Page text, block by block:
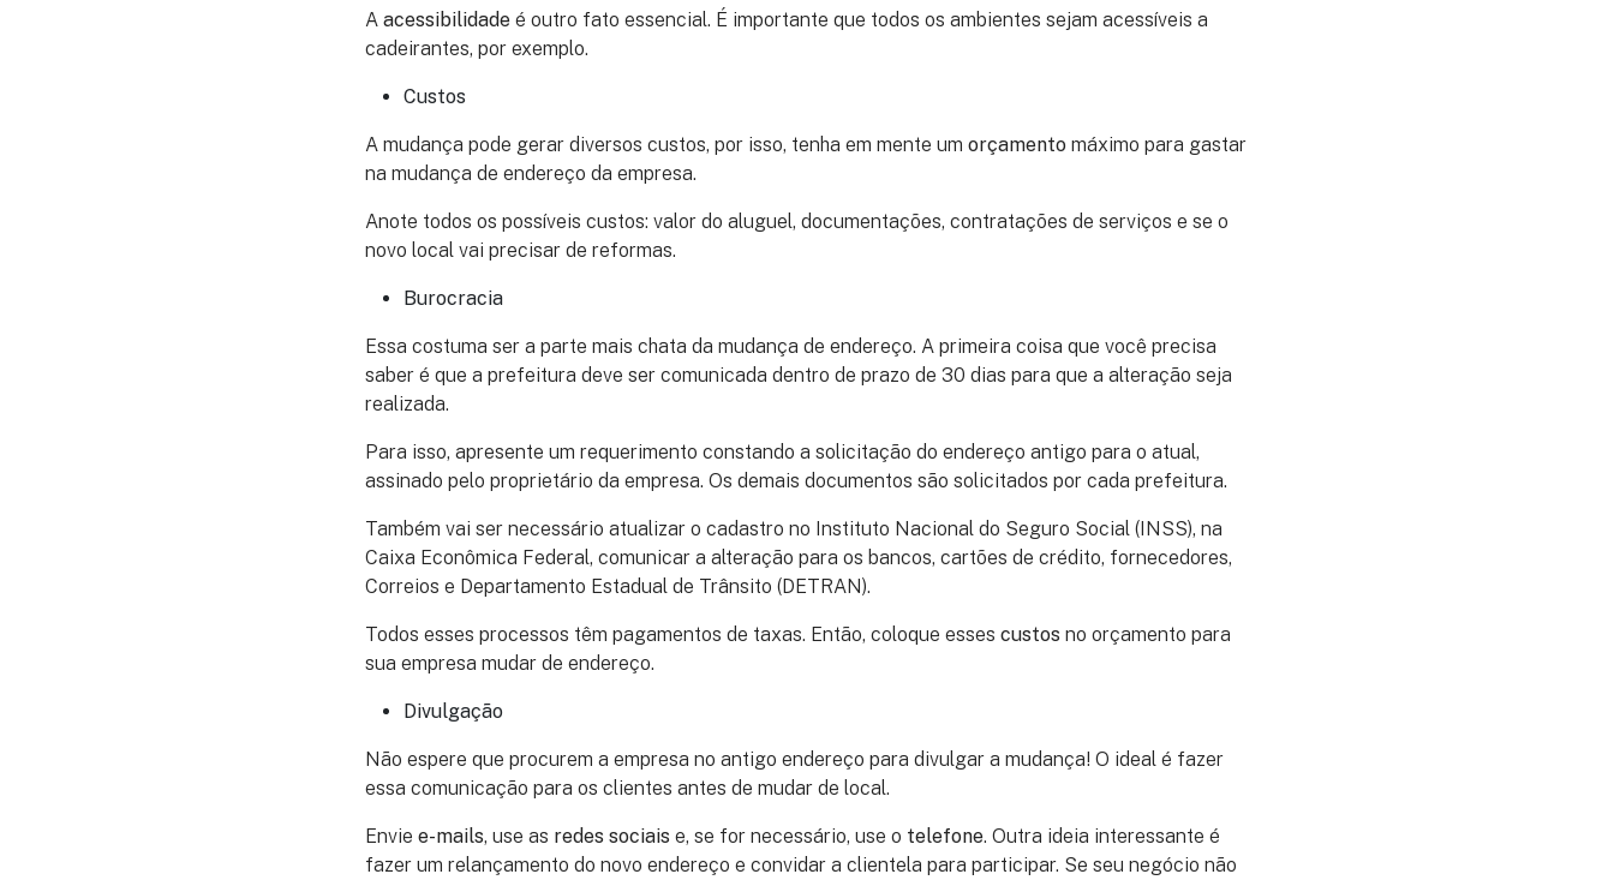
A acessibilidade é outro fato essencial. É importante que todos os ambientes sejam acessíveis a
cadeirantes, por exemplo.
Custos
A mudança pode gerar diversos custos, por isso, tenha em mente um orçamento máximo para gastar
na mudança de endereço da empresa.
Anote todos os possíveis custos: valor do aluguel, documentações, contratações de serviços e se o
novo local vai precisar de reformas.
Burocracia
Essa costuma ser a parte mais chata da mudança de endereço. A primeira coisa que você precisa
saber é que a prefeitura deve ser comunicada dentro de prazo de 30 dias para que a alteração seja
realizada.
Para isso, apresente um requerimento constando a solicitação do endereço antigo para o atual,
assinado pelo proprietário da empresa. Os demais documentos são solicitados por cada prefeitura.
Também vai ser necessário atualizar o cadastro no Instituto Nacional do Seguro Social (INSS), na
Caixa Econômica Federal, comunicar a alteração para os bancos, cartões de crédito, fornecedores,
Correios e Departamento Estadual de Trânsito (DETRAN).
Todos esses processos têm pagamentos de taxas. Então, coloque esses custos no orçamento para
sua empresa mudar de endereço.
Divulgação
Não espere que procurem a empresa no antigo endereço para divulgar a mudança! O ideal é fazer
essa comunicação para os clientes antes de mudar de local.
Envie e-mails, use as redes sociais e, se for necessário, use o telefone. Outra ideia interessante é
fazer um relançamento do novo endereço e convidar a clientela para participar. Se seu negócio não